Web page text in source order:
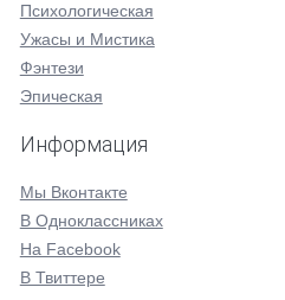
Психологическая
Ужасы и Мистика
Фэнтези
Эпическая
Информация
Мы Вконтакте
В Одноклассниках
На Facebook
В Твиттере